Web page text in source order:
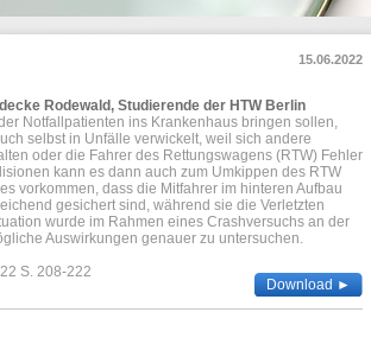
15.06.2022
Rodewald, Studierende der HTW Berlin
Notfallpatienten ins Krankenhaus bringen sollen,
selbst in Unfälle verwickelt, weil sich andere
oder die Fahrer des Rettungswagens (RTW) Fehler
kann es dann auch zum Umkippen des RTW
vorkommen, dass die Mitfahrer im hinteren Aufbau
gesichert sind, während sie die Verletzten
wurde im Rahmen eines Crashversuchs an der
Auswirkungen genauer zu untersuchen.
S. 208-222
Download ►